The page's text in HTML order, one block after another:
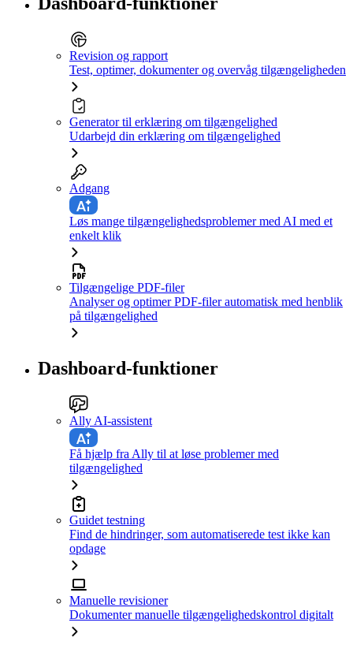
Revision og rapport
Test, optimer, dokumenter og overvåg tilgængeligheden
Generator til erklæring om tilgængelighed
Udarbejd din erklæring om tilgængelighed
Adgang
Løs mange tilgængelighedsproblemer med AI med et
enkelt klik
Tilgængelige PDF-filer
Analyser og optimer PDF-filer automatisk med henblik
på tilgængelighed
Dashboard-funktioner
Ally AI-assistent
Få hjælp fra Ally til at løse problemer med
tilgængelighed
Guidet testning
Find de hindringer, som automatiserede test ikke kan
opdage
Manuelle revisioner
Dokumenter manuelle tilgængelighedskontrol digitalt